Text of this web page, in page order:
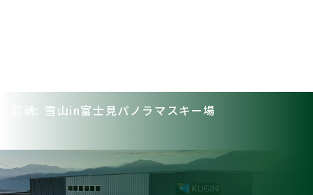
釘魂: 雪山in富士見パノラマスキー場